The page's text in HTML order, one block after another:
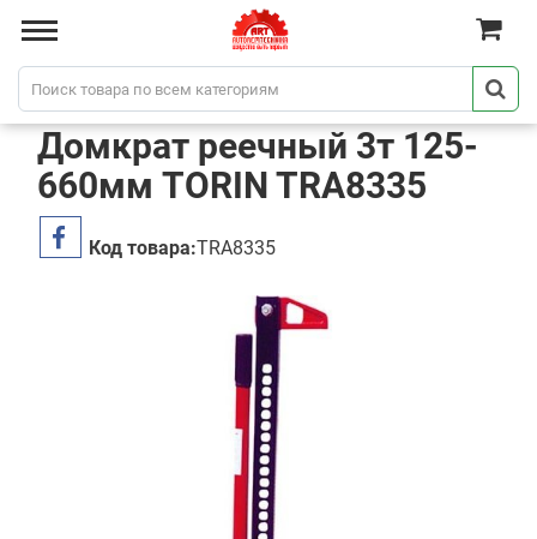
Домкрат реечный 3т 125-
660мм TORIN TRA8335
Код товара:TRA8335